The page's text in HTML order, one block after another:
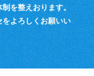
を整えおります。
よろしくお願いい